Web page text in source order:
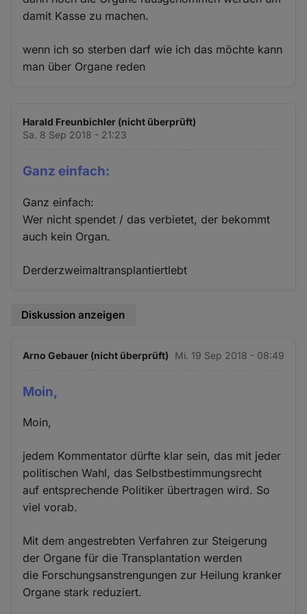
damit Kasse zu machen.
wenn ich so sterben darf wie ich das möchte kann
man über Organe reden
Harald Freunbichler (nicht überprüft)
Sa. 8 Sep 2018 - 21:23
Ganz einfach:
Ganz einfach:
Wer nicht spendet / das verbietet, der bekommt
auch kein Organ.
Derderzweimaltransplantiertlebt
Diskussion anzeigen
Arno Gebauer (nicht überprüft) Mi. 19 Sep 2018 - 08:49
Moin,
Moin,
jedem Kommentator dürfte klar sein, das mit jeder
politischen Wahl, das Selbstbestimmungsrecht
auf entsprechende Politiker übertragen wird. So
viel vorab.
Mit dem angestrebten Verfahren zur Steigerung
der Organe für die Transplantation werden
die Forschungsanstrengungen zur Heilung kranker
Organe stark reduziert.